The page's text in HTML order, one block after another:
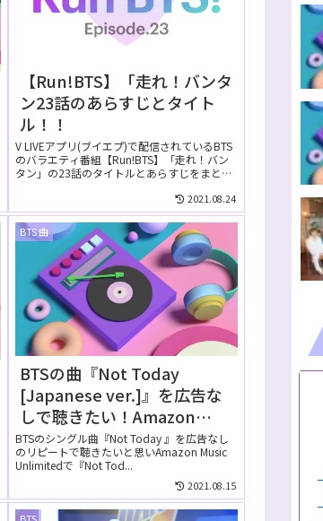
【Run!BTS】「走れ！バンタ
ン23話のあらすじとタイト
ル！！
V LIVEアプリ(ブイエプ)で配信されているBTS
のバラエティ番組【Run!BTS】「走れ！バン
タン」の23話のタイトルとあらすじをまと
2021.08.24
BTS 曲
BTSの曲『Not Today
[Japanese ver.]』を広告な
しで聴きたい！Amazon
Music Unlimitedの無料お試
しでリピートして聴ける？
BTSのシングル曲『Not Today 』を広告なし
のリピートで聴きたいと思いAmazon Music
Unlimitedで『Not Tod...
2021.08.15